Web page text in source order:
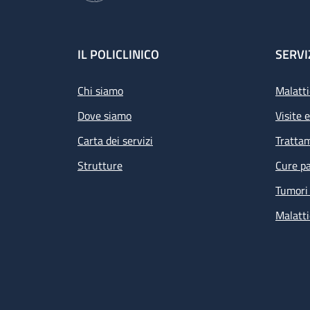
Footer
IL POLICLINICO
Chi siamo
Dove siamo
Carta dei servizi
Strutture
Visite
Cure